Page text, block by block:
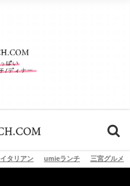
イタリアン umieランチ 三宮グルメ